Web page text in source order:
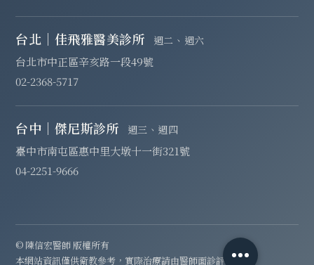
台北｜佳飛雅醫美診所 週二、週六
台北市中正區辛亥路一段49號
02-2368-5717
台中｜傑尼斯診所 週三、週四
臺中市南屯區惠中里大墩十一街321號
04-2251-9666
© 陳信宏醫師 版權所有
本網站資訊僅供衛教參考，實際治療請由醫師面診評估。